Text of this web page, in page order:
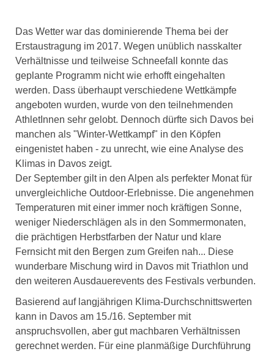
Das Wetter war das dominierende Thema bei der
Erstaustragung im 2017. Wegen unüblich nasskalter
Verhältnisse und teilweise Schneefall konnte das
geplante Programm nicht wie erhofft eingehalten
werden. Dass überhaupt verschiedene Wettkämpfe
angeboten wurden, wurde von den teilnehmenden
AthletInnen sehr gelobt. Dennoch dürfte sich Davos bei
manchen als "Winter-Wettkampf" in den Köpfen
eingenistet haben - zu unrecht, wie eine Analyse des
Klimas in Davos zeigt.
Der September gilt in den Alpen als perfekter Monat für
unvergleichliche Outdoor-Erlebnisse. Die angenehmen
Temperaturen mit einer immer noch kräftigen Sonne,
weniger Niederschlägen als in den Sommermonaten,
die prächtigen Herbstfarben der Natur und klare
Fernsicht mit den Bergen zum Greifen nah... Diese
wunderbare Mischung wird in Davos mit Triathlon und
den weiteren Ausdauerevents des Festivals verbunden.
Basierend auf langjährigen Klima-Durchschnittswerten
kann in Davos am 15./16. September mit
anspruchsvollen, aber gut machbaren Verhältnissen
gerechnet werden. Für eine planmäßige Durchführung